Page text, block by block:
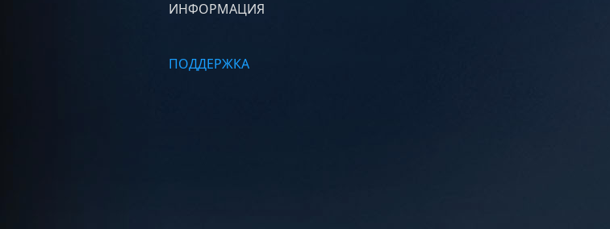
ИНФОРМАЦИЯ
ПОДДЕРЖКА